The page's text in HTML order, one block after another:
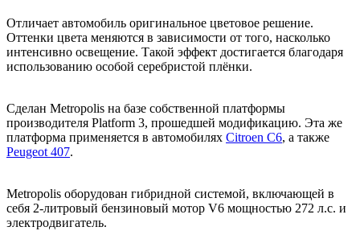
Отличает автомобиль оригинальное цветовое решение.
Оттенки цвета меняются в зависимости от того, насколько
интенсивно освещение. Такой эффект достигается благодаря
использованию особой серебристой плёнки.
Сделан Metropolis на базе собственной платформы
производителя Platform 3, прошедшей модификацию. Эта же
платформа применяется в автомобилях Citroen C6, а также
Peugeot 407.
Metropolis оборудован гибридной системой, включающей в
себя 2-литровый бензиновый мотор V6 мощностью 272 л.с. и
электродвигатель.